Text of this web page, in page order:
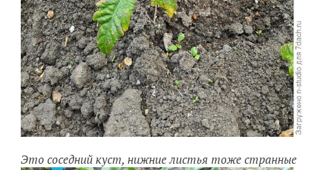
Это соседний куст, нижние листья тоже странные